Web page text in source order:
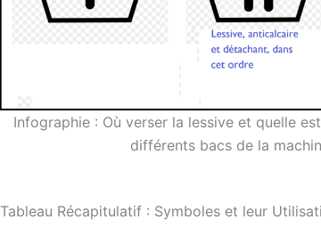
Infographie : Où verser la lessive et quelle
différents bacs de la
Tableau Récapitulatif : Symboles et leur